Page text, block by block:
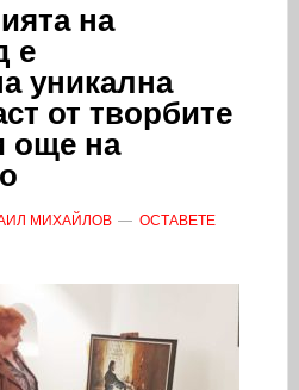
на
е
уникална
от творбите
още на
МИХАЙЛОВ
ОСТАВЕТЕ